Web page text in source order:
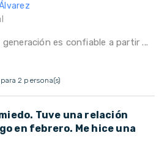
es confiable a partir ...
2 persona(s)
Tuve una relación
en febrero. Me hice una